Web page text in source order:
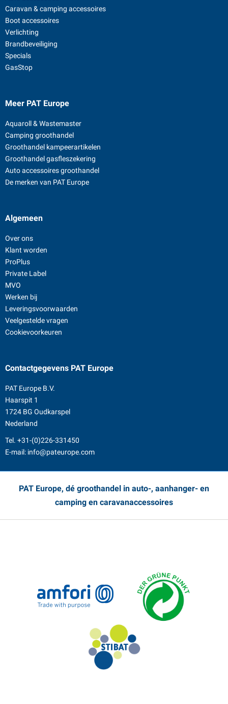
Caravan & camping accessoires
Boot accessoires
Verlichting
Brandbeveiliging
Specials
GasStop
Meer PAT Europe
Aquaroll & Wastemaster
Camping groothandel
Groothandel kampeerartikelen
Groothandel gasfleszekering
Auto accessoires groothandel
De merken van PAT Europe
Algemeen
Over ons
Klant worden
ProPlus
Private Label
MVO
Werken bij
Leveringsvoorwaarden
Veelgestelde vragen
Cookievoorkeuren
Contactgegevens PAT Europe
PAT Europe B.V.
Haarspit 1
1724 BG Oudkarspel
Nederland
Tel. +31-(0)226-331450
E-mail: info@pateurope.com
PAT Europe, dé groothandel in auto-, aanhanger- en
camping en caravanaccessoires